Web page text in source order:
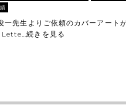
先生よりご依頼のカバーアート
Lette…続きを見る